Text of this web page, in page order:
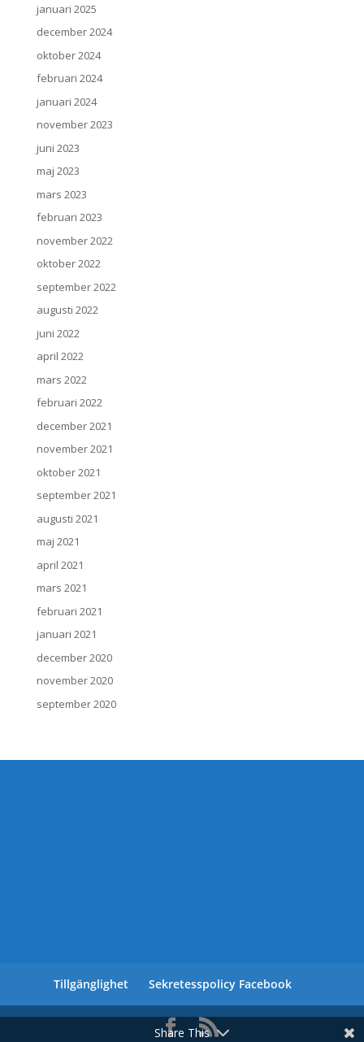
januari 2025
december 2024
oktober 2024
februari 2024
januari 2024
november 2023
juni 2023
maj 2023
mars 2023
februari 2023
november 2022
oktober 2022
september 2022
augusti 2022
juni 2022
april 2022
mars 2022
februari 2022
december 2021
november 2021
oktober 2021
september 2021
augusti 2021
maj 2021
april 2021
mars 2021
februari 2021
januari 2021
december 2020
november 2020
september 2020
Tillgänglighet Sekretesspolicy Facebook
Share This